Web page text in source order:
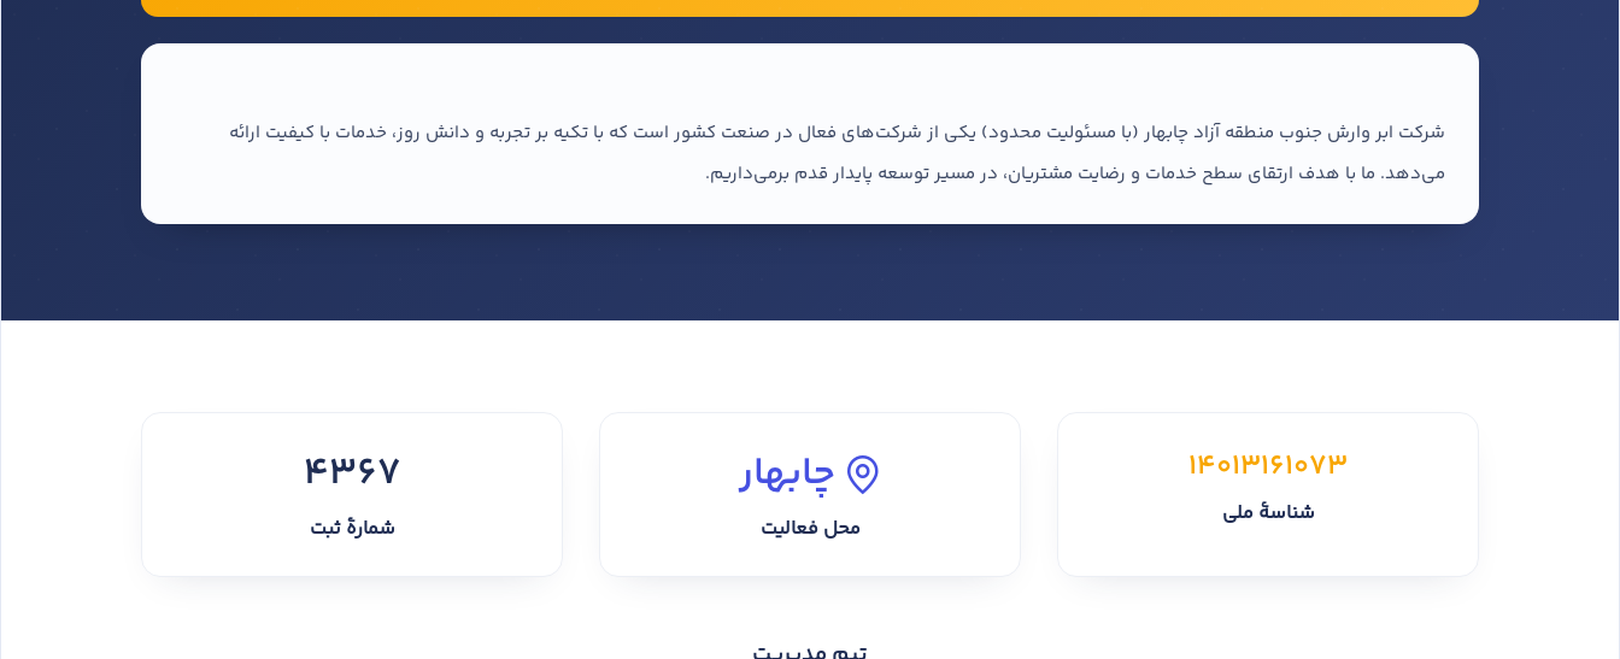
شرکت ابر وارش جنوب منطقه آزاد چابهار (با مسئولیت محدود) یکی از شرکت‌های فعال در صنعت کشور است که با تکیه بر تجربه و دانش روز، خدمات با کیفیت ارائه
می‌دهد. ما با هدف ارتقای سطح خدمات و رضایت مشتریان، در مسیر توسعه پایدار قدم برمی‌داریم.
14013161073
شناسهٔ ملی
چابهار
محل فعالیت
4367
شمارهٔ ثبت
این صفحه به صورت ماشینی و خودکار ایجاد شده است، چنانچه شما مالک این کسب و کار هستید، میتوانید مالکیت این صفحه را به کاربری
اعلام نیاز